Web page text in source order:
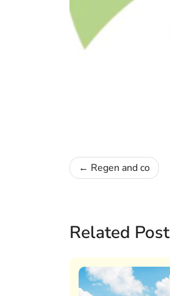
Navigation
Regen and co
Related Post